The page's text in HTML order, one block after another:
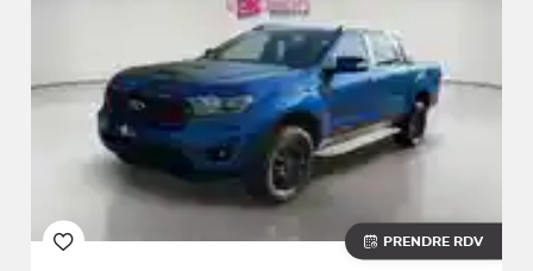
PRENDRE RDV